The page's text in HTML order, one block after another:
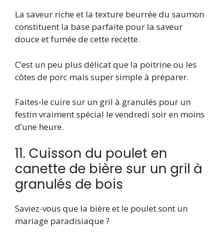
La saveur riche et la texture beurrée du saumon
constituent la base parfaite pour la saveur
douce et fumée de cette recette.
C’est un peu plus délicat que la poitrine ou les
côtes de porc mais super simple à préparer.
Faites-le cuire sur un gril à granulés pour un
festin vraiment spécial le vendredi soir en moins
d’une heure.
11. Cuisson du poulet en
canette de bière sur un gril à
granulés de bois
Saviez-vous que la bière et le poulet sont un
mariage paradisiaque ?